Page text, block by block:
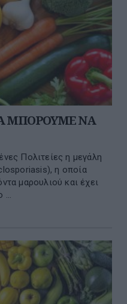
ΜΠΟΡΟΥΜΕ ΝΑ
Πολιτείες η μεγάλη
η οποία
μαρουλιού και έχει